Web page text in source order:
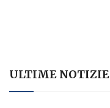
ULTIME NOTIZIE